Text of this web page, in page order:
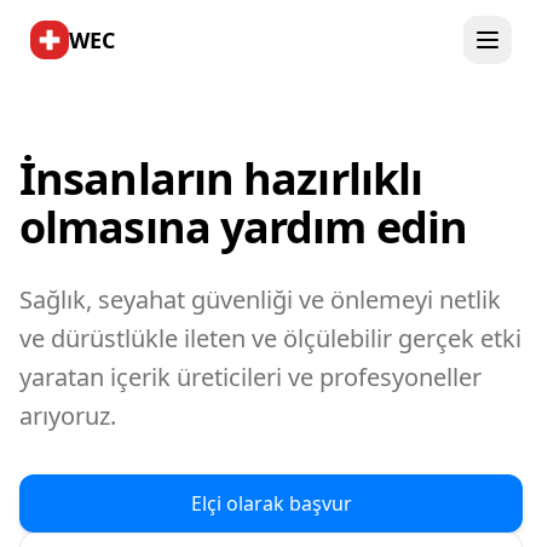
WEC
İnsanların hazırlıklı
olmasına yardım edin
Sağlık, seyahat güvenliği ve önlemeyi netlik
ve dürüstlükle ileten ve ölçülebilir gerçek etki
yaratan içerik üreticileri ve profesyoneller
arıyoruz.
Elçi olarak başvur